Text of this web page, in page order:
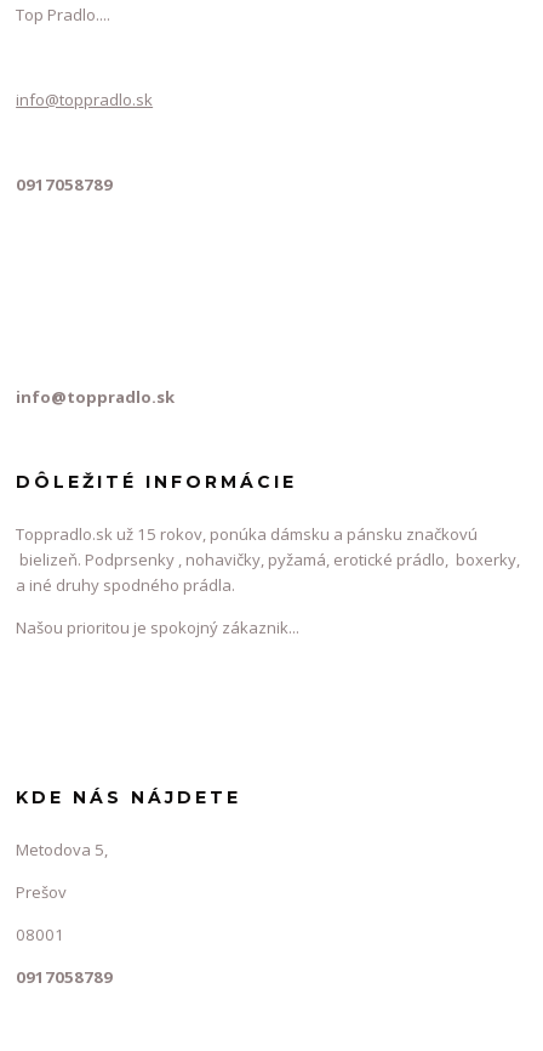
Top Pradlo....
info@toppradlo.sk
0917058789
info@toppradlo.sk
DÔLEŽITÉ INFORMÁCIE
Toppradlo.sk už 15 rokov, ponúka dámsku a pánsku značkovú
bielizeň. Podprsenky , nohavičky, pyžamá, erotické prádlo, boxerky,
a iné druhy spodného prádla.
Našou prioritou je spokojný zákaznik...
KDE NÁS NÁJDETE
Metodova 5,
Prešov
08001
0917058789